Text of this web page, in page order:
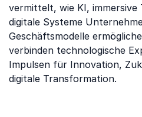
vermittelt, wie KI, immersive
digitale Systeme
Geschäftsmodelle
verbinden technologische
Impulsen für Innovation,
digitale Transformation.